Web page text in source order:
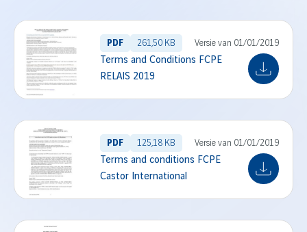
PDF 261,50 KB Versie van 01/01/2019
Terms and Conditions FCPE
RELAIS 2019
PDF 125,18 KB Versie van 01/01/2019
Terms and conditions FCPE
Castor International